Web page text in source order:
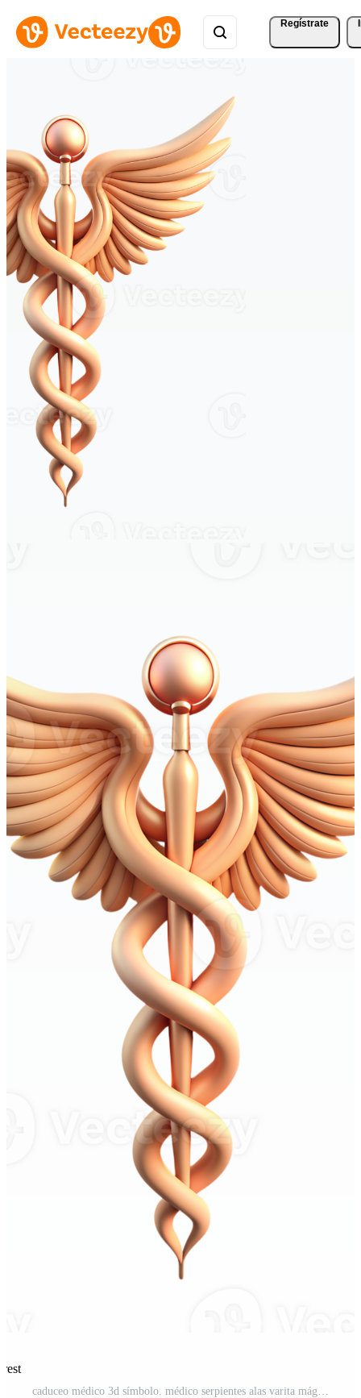
Regístrate
caduceo médico 3d símbolo. médico serpientes alas varita mágica como medicina sistema y salud cuidado concepto. transparente antecedentes PNG Pro